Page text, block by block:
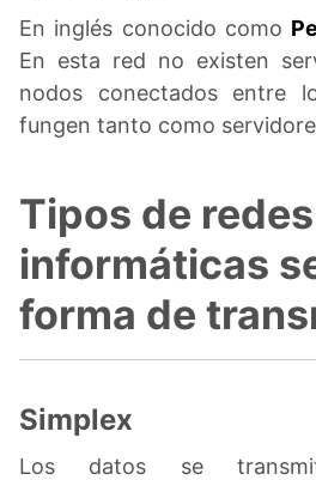
En inglés conocido como
En esta red no existen
nodos conectados entre
fungen tanto como
Tipos de redes
informáticas
forma de
Simplex
Los datos se